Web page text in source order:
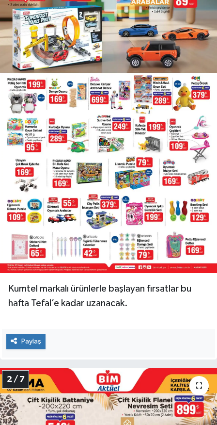
Kumtel markalı ürünlerle başlayan fırsatlar bu
hafta Tefal’e kadar uzanacak.
Paylaş
2 / 7